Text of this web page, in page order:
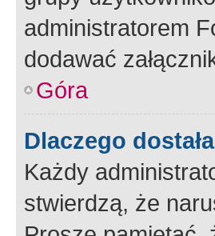
administratorem
dodawać
Góra
Dlaczego
Każdy
stwierdzą, że